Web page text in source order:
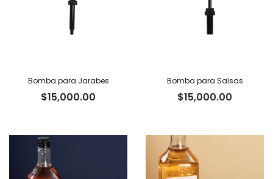
Bomba para Jarabes
$15,000.00
Bomba para Salsas
$15,000.00